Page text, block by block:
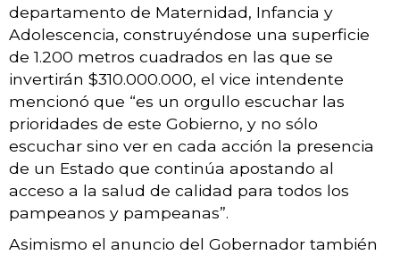
departamento de Maternidad, Infancia y
Adolescencia, construyéndose una superficie
de 1.200 metros cuadrados en las que se
invertirán $310.000.000, el vice intendente
mencionó que “es un orgullo escuchar las
prioridades de este Gobierno, y no sólo
escuchar sino ver en cada acción la presencia
de un Estado que continúa apostando al
acceso a la salud de calidad para todos los
pampeanos y pampeanas”.
Asimismo el anuncio del Gobernador también